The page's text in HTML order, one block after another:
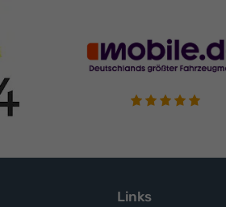
Links